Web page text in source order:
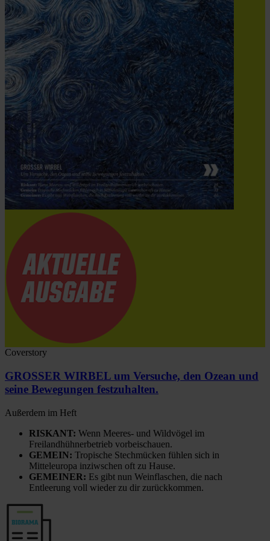
Coverstory
GROSSER WIRBEL um Versuche, den Ozean und
seine Bewegungen festzuhalten.
Außerdem im Heft
RISKANT: Wenn Meeres- und Wildvögel im
Freilandhühnerbetrieb vorbeischauen.
GEMEIN: Tropische Stechmücken fühlen sich in
Mitteleuropa inziwschen oft zu Hause.
GEMEINER: Es gibt nun Weinflaschen, die nach
Entleerung voll wieder zu dir zurückkommen.